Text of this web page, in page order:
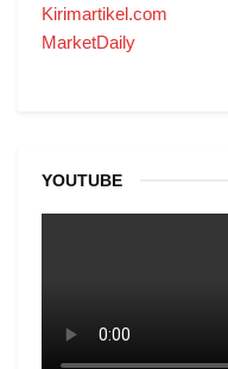
Kirimartikel.com
MarketDaily
YOUTUBE